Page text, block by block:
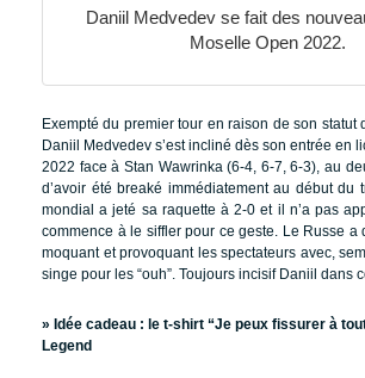
Daniil Medvedev se fait des
Moselle Open 2022.
Exempté du premier tour en raison de son statut
Daniil Medvedev s’est incliné dès son entrée en
2022 face à Stan Wawrinka (6-4, 6-7, 6-3), au
d’avoir été breaké immédiatement au début du
mondial a jeté sa raquette à 2-0 et il n’a pas
commence à le siffler pour ce geste. Le Russe a
moquant et provoquant les spectateurs avec,
singe pour les “ouh”. Toujours incisif Daniil dans
» Idée cadeau : le t-shirt “Je peux fissurer à
Legend